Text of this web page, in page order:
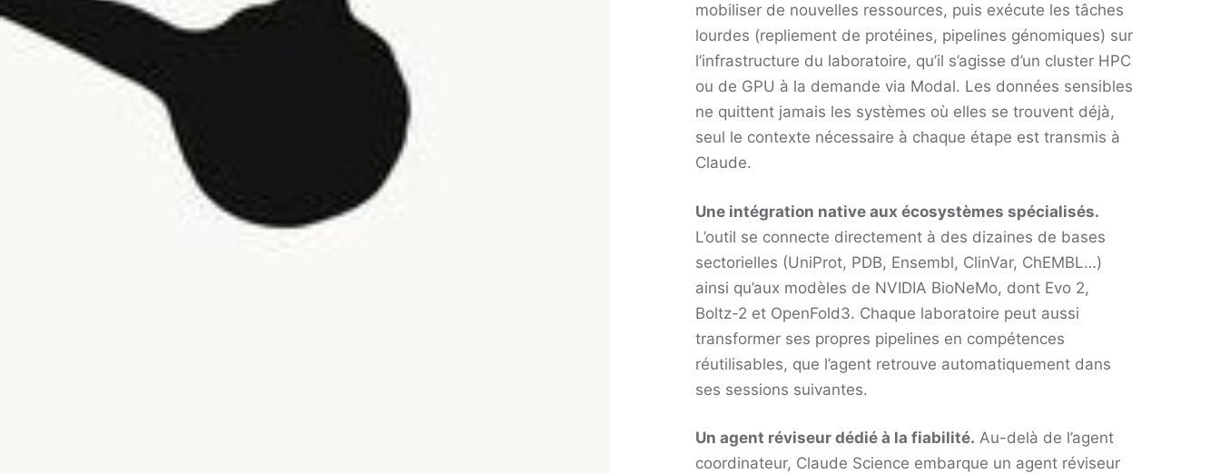
mobiliser de nouvelles ressources, puis exécute les tâches
lourdes (repliement de protéines, pipelines génomiques) sur
l’infrastructure du laboratoire, qu’il s’agisse d’un cluster HPC
ou de GPU à la demande via Modal. Les données sensibles
ne quittent jamais les systèmes où elles se trouvent déjà,
seul le contexte nécessaire à chaque étape est transmis à
Claude.
Une intégration native aux écosystèmes spécialisés.
L’outil se connecte directement à des dizaines de bases
sectorielles (UniProt, PDB, Ensembl, ClinVar, ChEMBL…)
ainsi qu’aux modèles de NVIDIA BioNeMo, dont Evo 2,
Boltz-2 et OpenFold3. Chaque laboratoire peut aussi
transformer ses propres pipelines en compétences
réutilisables, que l’agent retrouve automatiquement dans
ses sessions suivantes.
Un agent réviseur dédié à la fiabilité. Au-delà de l’agent
coordinateur, Claude Science embarque un agent réviseur